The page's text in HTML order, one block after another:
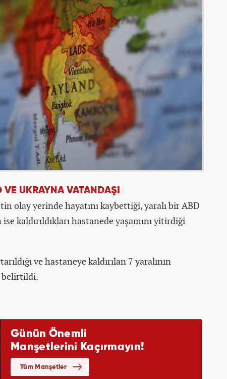
VE UKRAYNA VATANDAŞI
olay yerinde hayatını kaybettiği, yaralı bir ABD
kaldırıldıkları hastanede yaşamını yitirdiği
ve hastaneye kaldırılan 7 yaralının
belirtildi.